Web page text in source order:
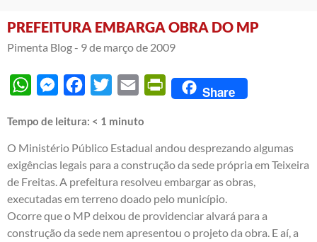
PREFEITURA EMBARGA OBRA DO MP
Pimenta Blog - 9 de março de 2009
WhatsAppMessengerFacebook
Twitter Email PrintFriendly
Share
Tempo de leitura: < 1 minuto
O Ministério Público Estadual andou desprezando algumas
exigências legais para a construção da sede própria em Teixeira
de Freitas. A prefeitura resolveu embargar as obras,
executadas em terreno doado pelo município.
Ocorre que o MP deixou de providenciar alvará para a
construção da sede nem apresentou o projeto da obra. E aí, a